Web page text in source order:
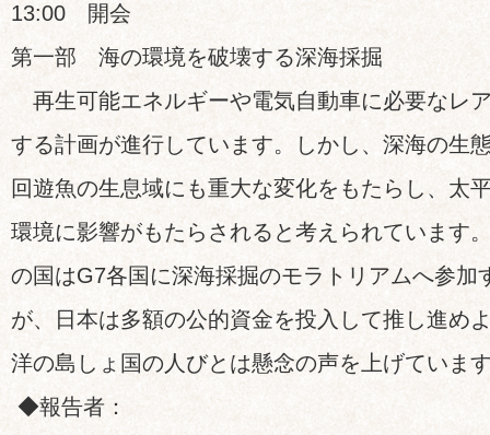
13:00 開会
第一部 海の環境を破壊する深海採掘
再生可能エネルギーや電気自動車に必要なレ
する計画が進行しています。しかし、深海の生
回遊魚の生息域にも重大な変化をもたらし、太
環境に影響がもたらされると考えられています
の国はG7各国に深海採掘のモラトリアムへ参加
が、日本は多額の公的資金を投入して推し進め
洋の島しょ国の人びとは懸念の声を上げていま
◆報告者：